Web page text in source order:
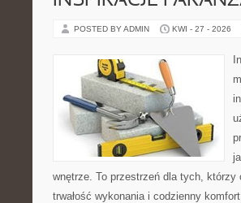
POSTED BY ADMIN KWI - 27 - 2026
wnętrze. To przestrzeń dla tych, którzy
trwałość wykonania i codzienny